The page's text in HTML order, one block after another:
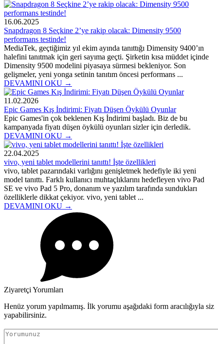
16.06.2025
Snapdragon 8 Seçkine 2’ye rakip olacak: Dimensity 9500
performans testinde!
MediaTek, geçtiğimiz yıl ekim ayında tanıttığı Dimensity 9400’ın
halefini tanıtmak için geri sayıma geçti. Şirketin kısa müddet içinde
Dimensity 9500 modelini piyasaya sürmesi bekleniyor. Son
gelişmeler, yeni yonga setinin tanıtım öncesi performans ...
DEVAMINI OKU →
11.02.2026
Epic Games Kış İndirimi: Fiyatı Düşen Öykülü Oyunlar
Epic Games'in çok beklenen Kış İndirimi başladı. Biz de bu
kampanyada fiyatı düşen öykülü oyunları sizler için derledik.
DEVAMINI OKU →
22.04.2025
vivo, yeni tablet modellerini tanıttı! İşte özellikleri
vivo, tablet pazarındaki varlığını genişletmek hedefiyle iki yeni
model tanıttı. Farklı kullanıcı muhtaçlıklarını hedefleyen vivo Pad
SE ve vivo Pad 5 Pro, donanım ve yazılım tarafında sundukları
özelliklerle dikkat çekiyor. vivo, yeni tablet ...
DEVAMINI OKU →
Ziyaretçi Yorumları
Henüz yorum yapılmamış. İlk yorumu aşağıdaki form aracılığıyla siz
yapabilirsiniz.